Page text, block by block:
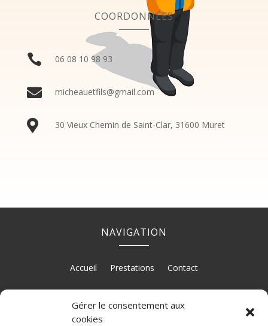
Gérer le consentement aux
cookies
COORDONNÉES
 06 08 10 98 93
 micheauetfils@gmail.com
 30 Vieux Chemin de Saint-Clar, 31600 Muret
NAVIGATION
Accueil Prestations Contact
RÉALISATION